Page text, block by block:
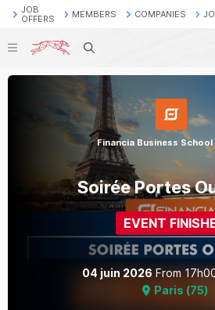
JOB
OFFERS
MEMBERS COMPANIES
Search
Financia Business School
Soirée Portes
EVENT
04 juin 2026 From
Paris (75)